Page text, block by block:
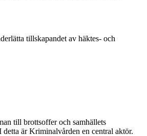
tillskapandet av häktes- och
till brottsoffer och samhällets
är Kriminalvården en central aktör.